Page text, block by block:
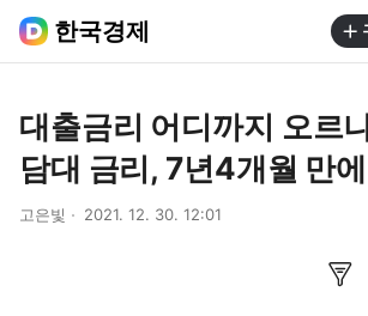
한국경제
대출금리 어디까지 오르
담대 금리, 7년4개월 만
고은빛 2021. 12. 30. 12:01